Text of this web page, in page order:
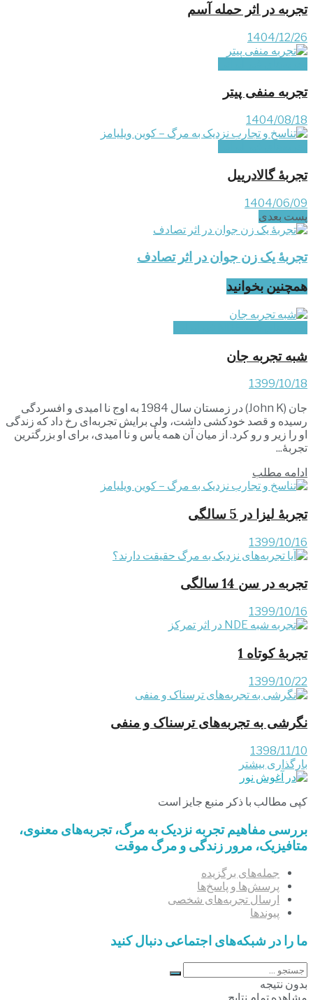
تجربه در اثر حمله آسم
1404/12/26
تجربه منفی پیتر
1404/08/18
تجربۀ گالادرییل
1404/06/09
پست‌ بعدی
تجربۀ یک زن جوان در اثر تصادف
همچنین بخوانید
شبه تجربه جان
1399/10/18
جان (John K) در زمستان سال 1984 به اوج نا امیدی و افسردگی
رسیده و قصد خودکشی داشت، ولی برایش تجربه‌ای رخ داد که زندگی
او را زیر و رو کرد. از میان آن همه یأس و نا امیدی، برای او بزرگترین
تجربۀ...
ادامه مطلب
تجربۀ لیزا در 5 سالگی
1399/10/16
تجربه در سن 14 سالگی
1399/10/16
تجربۀ کوتاه 1
1399/10/22
نگرشی به تجربه‌های ترسناک و منفی
1398/11/10
بارگذاری بیشتر
کپی مطالب با ذکر منبع جایز است
بررسی مفاهیم تجربه‌ نزدیک به مرگ، تجربه‌های معنوی،
متافیزیک، مرور زندگی و مرگ موقت
جمله‌های برگزیده
پرسش‌ها و پاسخ‌ها
ارسال تجربه‌های شخصی
پیوندها
ما را در شبکه‌های اجتماعی دنبال کنید
بدون نتیجه